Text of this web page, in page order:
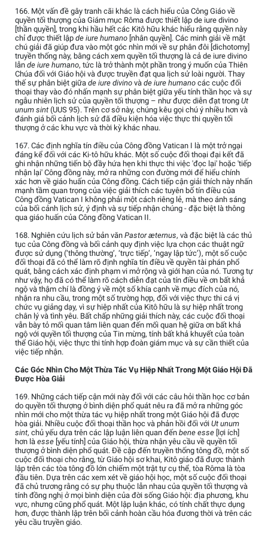
166. Một vấn đề gây tranh cãi khác là cách hiểu của Công Giáo về
quyền tối thượng của Giám mục Rôma được thiết lập de iure divino
[thần quyền], trong khi hầu hết các Kitô hữu khác hiểu rằng quyền này
chỉ được thiết lập de iure humano [nhân quyền]. Các minh giải về mặt
chú giải đã giúp đưa vào một góc nhìn mới về sự phân đôi [dichotomy]
truyền thống này, bằng cách xem quyền tối thượng là cả de iure divino
lẫn de iure humano, tức là trở thành một phần trong ý muốn của Thiên
Chúa đối với Giáo hội và được truyền đạt qua lịch sử loài người. Thay
thế sự phân biệt giữa de iure divino và de iure humano các cuộc đối
thoại thay vào đó nhấn mạnh sự phân biệt giữa yếu tính thần học và sự
ngẫu nhiên lịch sử của quyền tối thượng – như được diễn đạt trong Ut
unum sint (UUS 95). Trên cơ sở này, chúng kêu gọi chú ý nhiều hơn và
đánh giá bối cảnh lịch sử đã điều kiện hóa việc thực thi quyền tối
thượng ở các khu vực và thời kỳ khác nhau.
167. Các định nghĩa tín điều của Công đồng Vatican I là một trở ngại
đáng kể đối với các Ki-tô hữu khác. Một số cuộc đối thoại đại kết đã
ghi nhận những tiến bộ đầy hứa hẹn khi thực thi việc 'đọc lại' hoặc 'tiếp
nhận lại' Công đồng này, mở ra những con đường mới để hiểu chính
xác hơn về giáo huấn của Công đồng. Cách tiếp cận giải thích này nhấn
mạnh tầm quan trọng của việc giải thích các tuyên bố tín điều của
Công đồng Vatican I không phải một cách riêng lẻ, mà theo ánh sáng
của bối cảnh lịch sử, ý định và sự tiếp nhận chúng - đặc biệt là thông
qua giáo huấn của Công đồng Vatican II.
168. Nghiên cứu lịch sử bản văn Pastor æternus, và đặc biệt là các thủ
tục của Công đồng và bối cảnh quy định việc lựa chọn các thuật ngữ
được sử dụng (‘thông thường’, ‘trực tiếp’, ‘ngay lập tức’), một số cuộc
đối thoại đã có thể làm rõ định nghĩa tín điều về quyền tài phán phổ
quát, bằng cách xác định phạm vi mở rộng và giới hạn của nó. Tương tự
như vậy, họ đã có thể làm rõ cách diễn đạt của tín điều về ơn bất khả
ngộ và thậm chí là đồng ý về một số khía cạnh về mục đích của nó,
nhận ra nhu cầu, trong một số trường hợp, đối với việc thực thi cá vị
chức vụ giảng dạy, vì sự hiệp nhất của Kitô hữu là sự hiệp nhất trong
chân lý và tình yêu. Bất chấp những giải thích này, các cuộc đối thoại
vẫn bày tỏ mối quan tâm liên quan đến mối quan hệ giữa ơn bất khả
ngộ với quyền tối thượng của Tin mừng, tính bất khả khuyết của toàn
thể Giáo hội, việc thực thi tính hợp đoàn giám mục và sự cần thiết của
việc tiếp nhận.
Các Góc Nhìn Cho Một Thừa Tác Vụ Hiệp Nhất Trong Một Giáo Hội Đã
Được Hòa Giải
169. Những cách tiếp cận mới này đối với các câu hỏi thần học cơ bản
do quyền tối thượng ở bình diện phổ quát nêu ra đã mở ra những góc
nhìn mới cho một thừa tác vụ hiệp nhất trong một Giáo hội đã được
hòa giải. Nhiều cuộc đối thoại thần học và phản hồi đối với Ut unum
sint, chủ yếu dựa trên các lập luận liên quan đến bene esse [lợi ích]
hơn là esse [yếu tính] của Giáo hội, thừa nhận yêu cầu về quyền tối
thượng ở bình diện phổ quát. Đề cập đến truyền thống tông đồ, một số
cuộc đối thoại cho rằng, từ Giáo hội sơ khai, Kitô giáo đã được thành
lập trên các tòa tông đồ lớn chiếm một trật tự cụ thể, tòa Rôma là tòa
đầu tiên. Dựa trên các xem xét về giáo hội học, một số cuộc đối thoại
đã chủ trương rằng có sự phụ thuộc lẫn nhau của quyền tối thượng và
tính đồng nghị ở mọi bình diện của đời sống Giáo hội: địa phương, khu
vực, nhưng cũng phổ quát. Một lập luận khác, có tính chất thực dụng
hơn, được thành lập trên bối cảnh hoàn cầu hóa đương thời và trên các
yêu cầu truyền giáo.